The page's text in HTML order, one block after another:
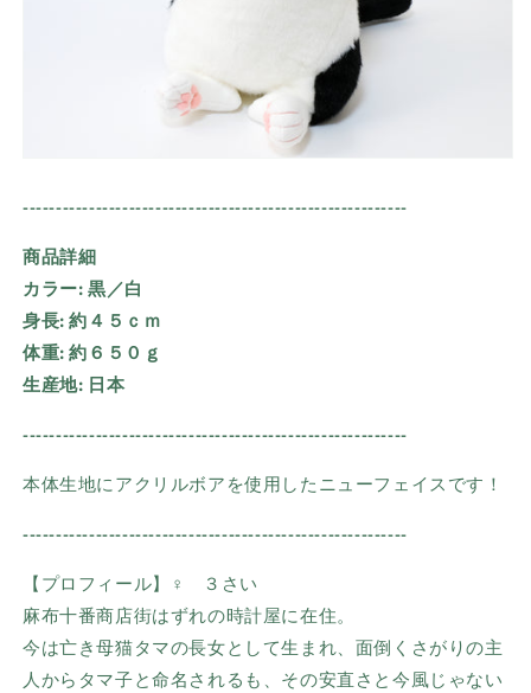
----------------------------------------------------------
商品詳細
カラー: 黒／白
身長: 約４５ｃｍ
体重: 約６５０ｇ
生産地: 日本
----------------------------------------------------------
本体生地にアクリルボアを使用したニューフェイスです！
----------------------------------------------------------
【プロフィール】
♀ ３さい
麻布十番商店街はずれの時計屋に在住。
今は亡き母猫タマの長女として生まれ、面倒くさがりの主
人からタマ子と命名されるも、その安直さと今風じゃない